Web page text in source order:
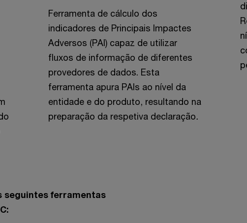
Ferramenta de cálculo dos
indicadores de Principais Impactes
Adversos (PAI) capaz de utilizar
fluxos de informação de diferentes
provedores de dados. Esta
ferramenta apura PAIs ao nível da
entidade e do produto, resultando na
preparação da respetiva declaração.
seguintes ferramentas